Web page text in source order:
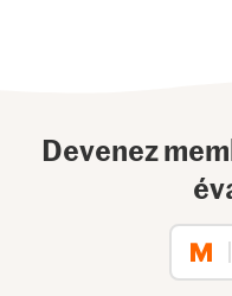
Devenez